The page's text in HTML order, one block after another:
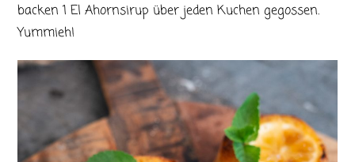
backen 1 El Ahornsirup über jeden Kuchen gegossen.
Yummieh!